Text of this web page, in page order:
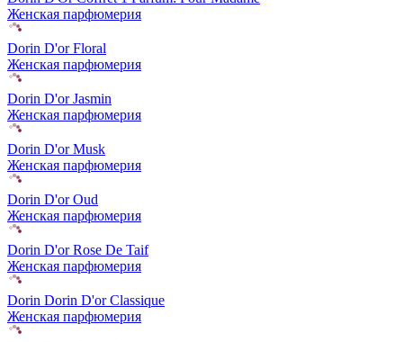
Женская парфюмерия
Dorin D'or Floral
Женская парфюмерия
Dorin D'or Jasmin
Женская парфюмерия
Dorin D'or Musk
Женская парфюмерия
Dorin D'or Oud
Женская парфюмерия
Dorin D'or Rose De Taif
Женская парфюмерия
Dorin Dorin D'or Classique
Женская парфюмерия